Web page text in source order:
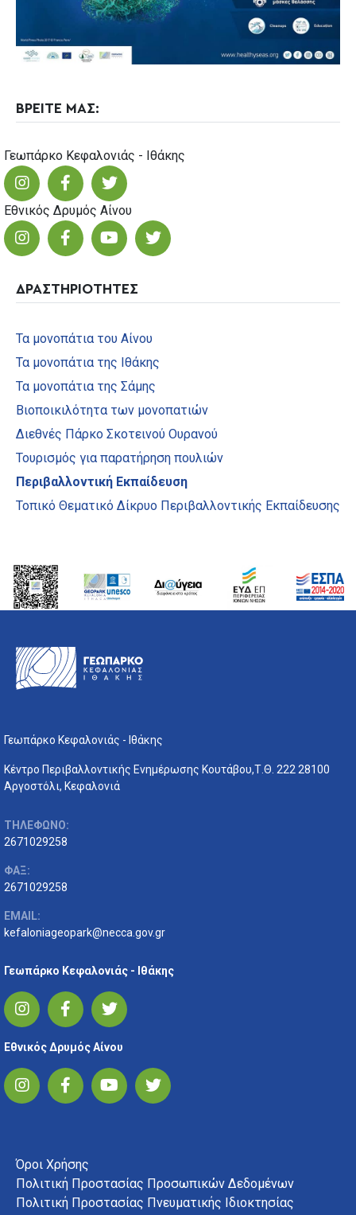
ΒΡΕΙΤΕ ΜΑΣ:
Γεωπάρκο Κεφαλονιάς - Ιθάκης
Εθνικός Δρυμός Αίνου
ΔΡΑΣΤΗΡΙΟΤΗΤΕΣ
Τα μονοπάτια του Αίνου
Τα μονοπάτια της Ιθάκης
Τα μονοπάτια της Σάμης
Βιοποικιλότητα των μονοπατιών
Διεθνές Πάρκο Σκοτεινού Ουρανού
Τουρισμός για παρατήρηση πουλιών
Περιβαλλοντική Εκπαίδευση
Τοπικό Θεματικό Δίκρυο Περιβαλλοντικής Εκπαίδευσης
Γεωπάρκο Κεφαλονιάς - Ιθάκης
Κέντρο Περιβαλλοντικής Ενημέρωσης Κουτάβου,Τ.Θ. 222 28100
Αργοστόλι, Κεφαλονιά
ΤΗΛΕΦΩΝΟ:
2671029258
ΦΑΞ:
2671029258
EMAIL:
kefaloniageopark@necca.gov.gr
Γεωπάρκο Κεφαλονιάς - Ιθάκης
Εθνικός Δρυμός Αίνου
FOOTER MENU
Όροι Χρήσης
Πολιτική Προστασίας Προσωπικών Δεδομένων
Πολιτική Προστασίας Πνευματικής Ιδιοκτησίας